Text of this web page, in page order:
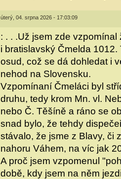
úterý, 04. srpna 2026 - 17:03:09
: . . .Už jsem zde
i bratislavský Čmelda
osud, což se dá dohledat i
nehod na Slovensku.
Vzpomínaní Čmeláci byl
druhu, tedy krom Mn. vl.
nebo Č. Těšíně a ráno se
snad bylo, že tehdy
stávalo, že jsme z Blavy, či
nahoru Váhem, na víc jak
A proč jsem vzpomenul
době, kdy jsem na něm